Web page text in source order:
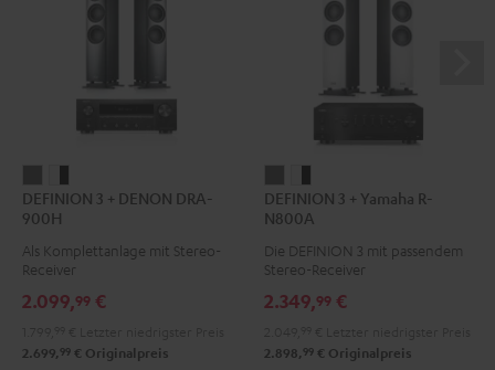
3
+
DENON
900H
3
DENON
900H
DEFINION 3 + DENON DRA-
900H
Als Komplettanlage mit Stereo-
Receiver
2.099,99 €
2.699, 99 € Originalpreis
3
+
Yamaha
N800A
3
+
Yamaha
N800A
/
DEFINION 3 + Yamaha R-
N800A
Die DEFINION 3 mit passendem
Stereo-Receiver
2.349,99 €
2.898, 99 € Originalpreis